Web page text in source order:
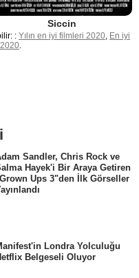
Siccin
: Yılın en iyi filmleri 2020 En iyi
Sandler, Chris Rock ve
Hayek'i Bir Araya Getiren
Ups 3"den İlk Görseller
Londra Yolculuğu
Belgeseli Oluyor